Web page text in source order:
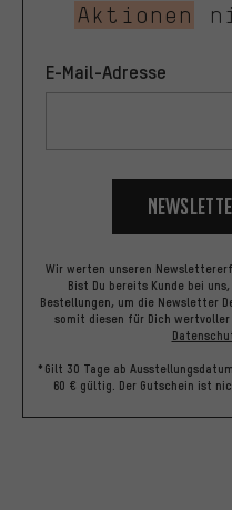
Aktionen
E-Mail-Adresse
Wir werten unseren
Bist Du bereits Kunde bei
Bestellungen, um die Newsletter
somit diesen für Dich
*Gilt 30 Tage ab
60 € gültig. Der Gutschein ist